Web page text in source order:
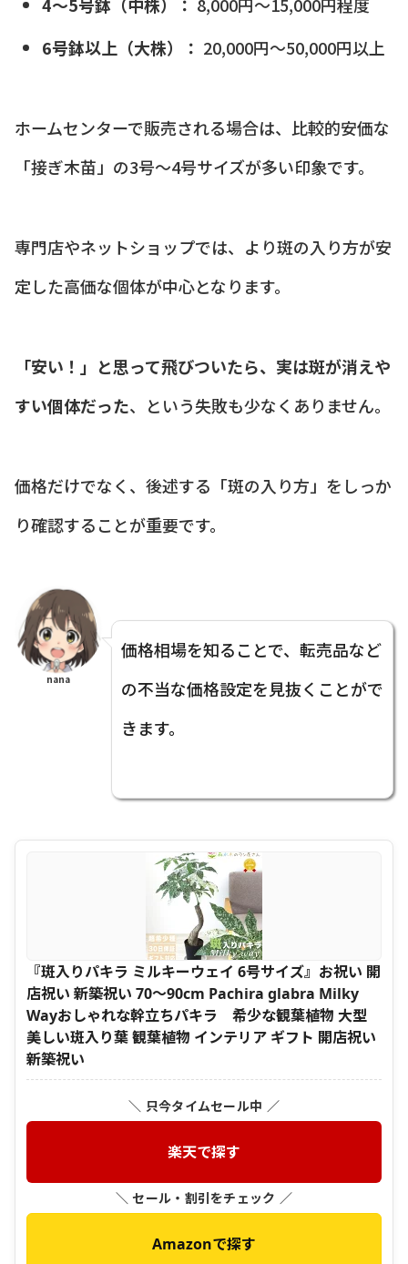
4〜5号鉢（中株）： 8,000円〜15,000円程度
6号鉢以上（大株）： 20,000円〜50,000円以上
ホームセンターで販売される場合は、比較的安価な
「接ぎ木苗」の3号〜4号サイズが多い印象です。
専門店やネットショップでは、より斑の入り方が安
定した高価な個体が中心となります。
「安い！」と思って飛びついたら、実は斑が消えや
すい個体だった、という失敗も少なくありません。
価格だけでなく、後述する「斑の入り方」をしっか
り確認することが重要です。
nana
価格相場を知ることで、転売品など
の不当な価格設定を見抜くことがで
きます。
『斑入りパキラ ミルキーウェイ 6号サイズ』お祝い 開
店祝い 新築祝い 70〜90cm Pachira glabra Milky
Wayおしゃれな幹立ちパキラ 希少な観葉植物 大型
美しい斑入り葉 観葉植物 インテリア ギフト 開店祝い
新築祝い
＼ 只今タイムセール中 ／
楽天で探す
＼ セール・割引をチェック ／
Amazonで探す